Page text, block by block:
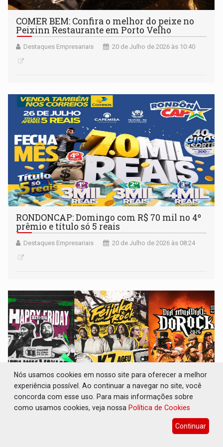
COMER BEM: Confira o melhor do peixe no
Peixinn Restaurante em Porto Velho
Destaques Empresariais 20 de Julho de 2026 às 10:40
RONDONCAP: Domingo com R$ 70 mil no 4º
prêmio e título só 5 reais
Destaques Empresariais 20 de Julho de 2026 às 08:24
ROCK ROLL: Um fim de semana para celebrar
Nós usamos cookies em nosso site para oferecer a melhor
experiência possível. Ao continuar a navegar no site, você
concorda com esse uso. Para mais informações sobre
como usamos cookies, veja nossa Política de Cookies
Continuar